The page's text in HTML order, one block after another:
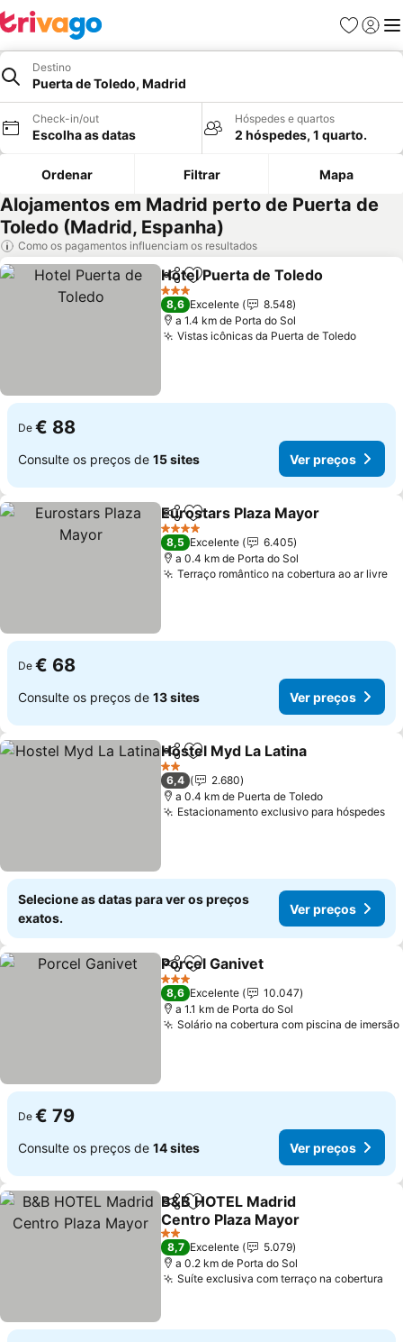
Favoritos
Iniciar
Destino
Puerta de Toledo, Madrid
Check-in/out
Escolha as datas
Hóspedes e quartos
2 hóspedes, 1 quarto.
Ordenar Filtrar Mapa
Alojamentos em Madrid perto de Puerta de
Toledo (Madrid, Espanha)
Como os pagamentos influenciam os resultados
PartilharAdicionar aos favoritos
Hotel Puerta de Toledo
3 Estrelas
8,6 Excelente
8.548
a 1.4 km de Porta do Sol
Vistas icônicas da Puerta de ToledoVer
De € 88
Consulte os preços de 15 sites Ver preços
PartilharAdicionar aos favoritos
Eurostars Plaza Mayor
4 Estrelas
8,5 Excelente
6.405
a 0.4 km de Porta do Sol
Terraço romântico na cobertura ao ar livre
De € 68
Consulte os preços de 13 sites Ver preços
PartilharAdicionar aos favoritos
Hostel Myd La Latina
2 Estrelas
6,4
2.680
a 0.4 km de Puerta de Toledo
Estacionamento exclusivo para hóspedes
Selecione as datas para ver os preços
exatos.
Ver preços
PartilharAdicionar aos favoritos
Porcel Ganivet
3 Estrelas
8,6 Excelente
10.047
a 1.1 km de Porta do Sol
Solário na cobertura com piscina de imersão
De € 79
Consulte os preços de 14 sites Ver preços
PartilharAdicionar aos favoritos
B&B HOTEL Madrid
Centro Plaza Mayor
Ver preços
2 Estrelas
8,7 Excelente
5.079
a 0.2 km de Porta do Sol
Suíte exclusiva com terraço na cobertura